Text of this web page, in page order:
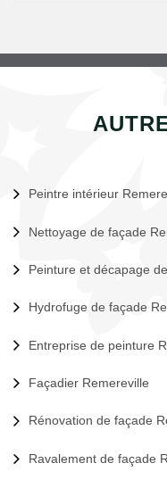
Peintre intérieur
Nettoyage de façade
Peinture et décapage
Hydrofuge de façade
Entreprise de peinture
Façadier Remereville
Rénovation de façade
Ravalement de façade